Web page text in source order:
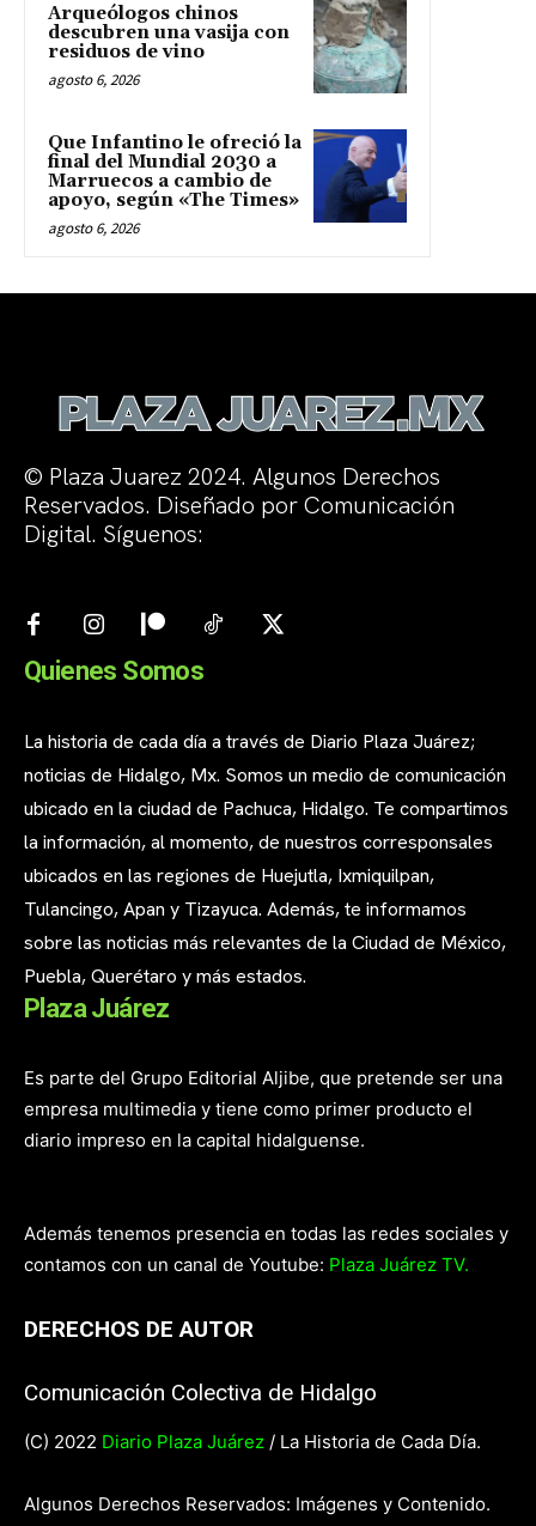
Arqueólogos chinos
descubren una vasija con
residuos de vino
agosto 6, 2026
Que Infantino le ofreció la
final del Mundial 2030 a
Marruecos a cambio de
apoyo, según «The Times»
agosto 6, 2026
© Plaza Juarez 2024. Algunos Derechos
Reservados. Diseñado por Comunicación
Digital. Síguenos:
Quienes Somos
La historia de cada día a través de Diario Plaza Juárez;
noticias de Hidalgo, Mx. Somos un medio de comunicación
ubicado en la ciudad de Pachuca, Hidalgo. Te compartimos
la información, al momento, de nuestros corresponsales
ubicados en las regiones de Huejutla, Ixmiquilpan,
Tulancingo, Apan y Tizayuca. Además, te informamos
sobre las noticias más relevantes de la Ciudad de México,
Puebla, Querétaro y más estados.
Plaza Juárez
Es parte del Grupo Editorial Aljibe, que pretende ser una
empresa multimedia y tiene como primer producto el
diario impreso en la capital hidalguense.
Además tenemos presencia en todas las redes sociales y
contamos con un canal de Youtube: Plaza Juárez TV.
DERECHOS DE AUTOR
Comunicación Colectiva de Hidalgo
(C) 2022 Diario Plaza Juárez / La Historia de Cada Día.
Algunos Derechos Reservados: Imágenes y Contenido.